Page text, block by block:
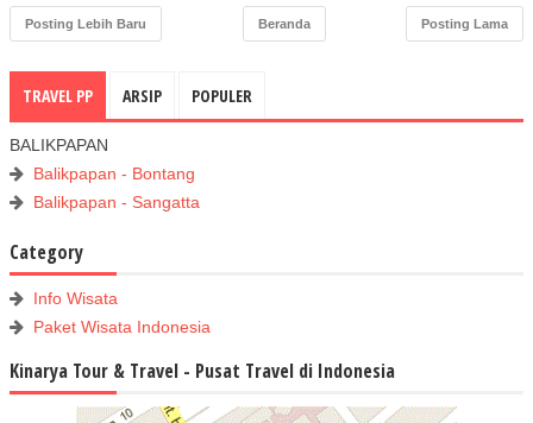
Posting Lebih Baru Posting Lama
Beranda
TRAVEL PP ARSIP POPULER
BALIKPAPAN
Balikpapan - Bontang
Balikpapan - Sangatta
Category
Info Wisata
Paket Wisata Indonesia
Kinarya Tour & Travel - Pusat Travel di Indonesia